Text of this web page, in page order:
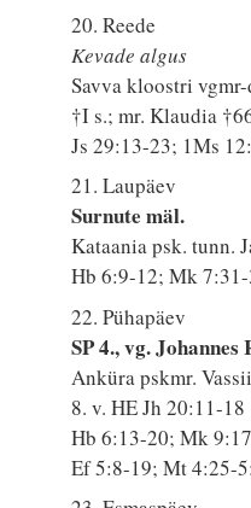
20. Reede
Kevade algus
Savva kloostri
†I s.; mr. Klaudia
Js 29:13-23; 1Ms
21. Laupäev
Surnute mäl.
Kataania psk. tunn.
Hb 6:9-12; Mk
22. Pühapäev
SP 4., vg.
Anküra pskmr.
8. v. HE Jh 20:11-18
Hb 6:13-20; Mk
Ef 5:8-19; Mt 4:25-